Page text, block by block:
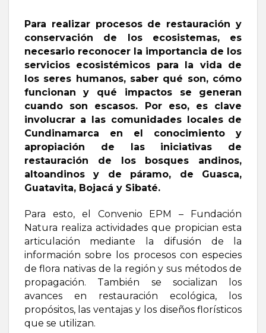
Para realizar procesos de restauración y
conservación de los ecosistemas, es
necesario reconocer la importancia de los
servicios ecosistémicos para la vida de
los seres humanos, saber qué son, cómo
funcionan y qué impactos se generan
cuando son escasos. Por eso, es clave
involucrar a las comunidades locales de
Cundinamarca en el conocimiento y
apropiación de las iniciativas de
restauración de los bosques andinos,
altoandinos y de páramo, de Guasca,
Guatavita, Bojacá y Sibaté.
Para esto, el Convenio EPM – Fundación
Natura realiza actividades que propician esta
articulación mediante la difusión de la
información sobre los procesos con especies
de flora nativas de la región y sus métodos de
propagación. También se socializan los
avances en restauración ecológica, los
propósitos, las ventajas y los diseños florísticos
que se utilizan.